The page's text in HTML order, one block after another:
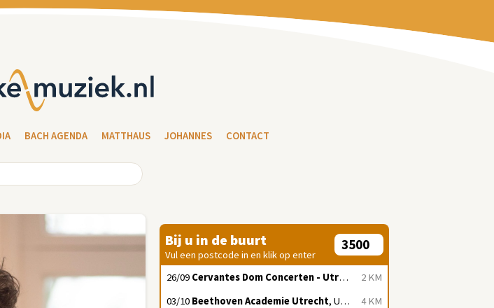
BACH AGENDA MATTHAUS JOHANNES CONTACT
Bij u in de buurt
Vul een postcode in en klik op enter
2 KM
26/09 Cervantes Dom Concerten - Utrecht
, Utrecht
4 KM
03/10 Beethoven Academie Utrecht, Utrecht